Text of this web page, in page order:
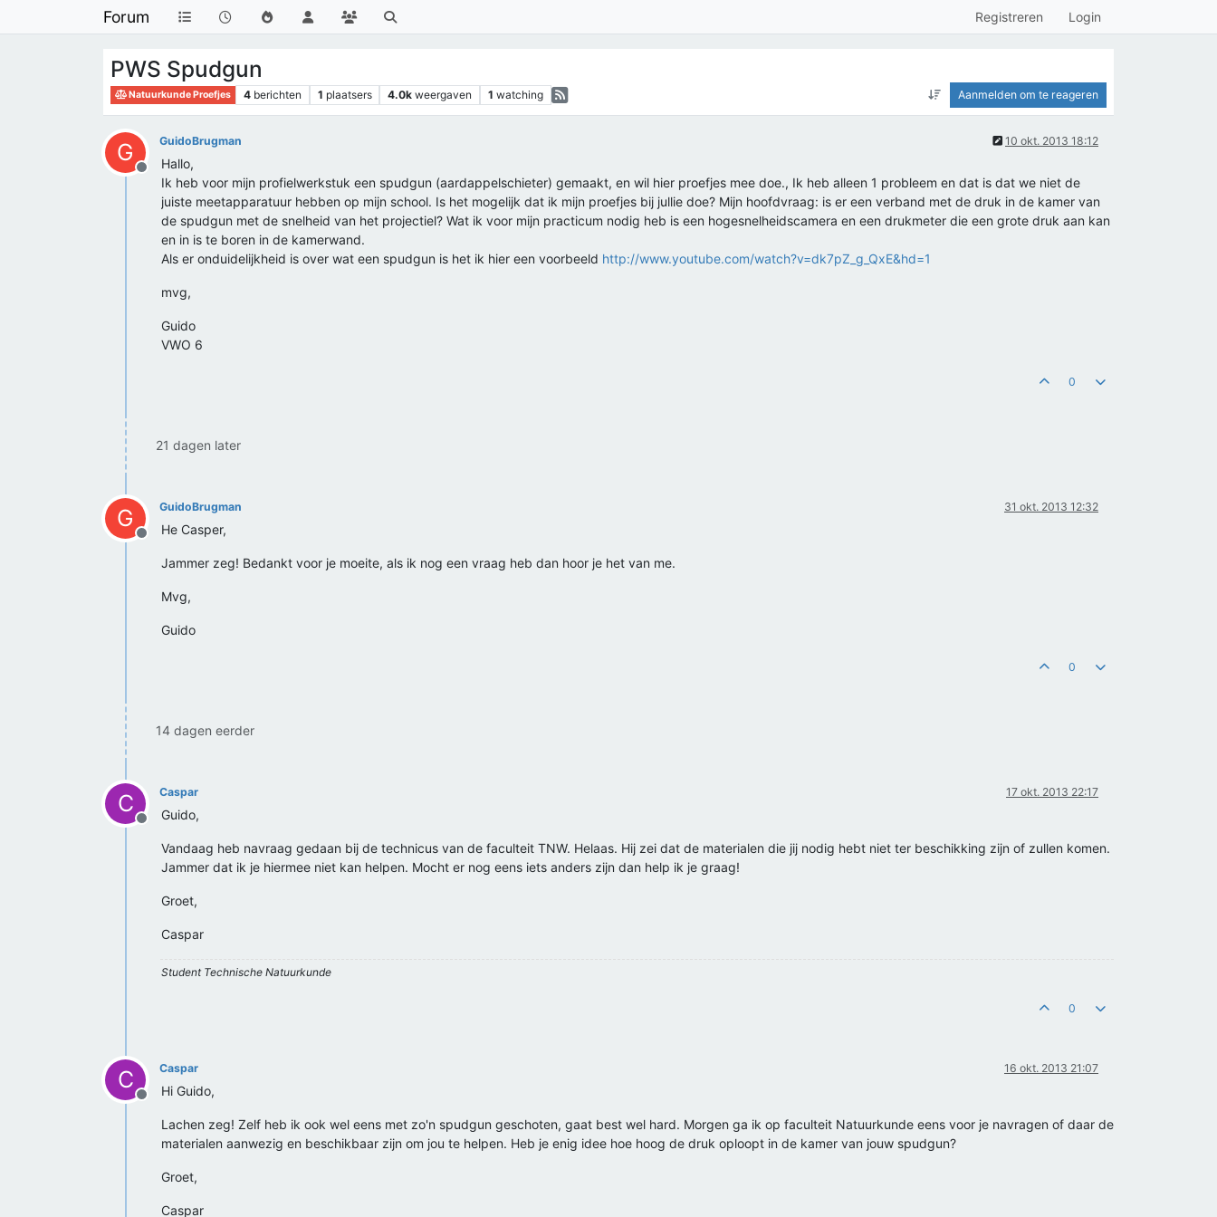
Forum Registreren Login
PWS Spudgun
Natuurkunde Proefjes 4 berichten 1 plaatsers 4.0k weergaven 1 watching Aanmelden om te reageren
G
Offline
GuidoBrugman 10 okt. 2013 18:12
Hallo,
Ik heb voor mijn profielwerkstuk een spudgun (aardappelschieter) gemaakt, en wil hier proefjes mee doe., Ik heb alleen 1 probleem en dat is dat we niet de
juiste meetapparatuur hebben op mijn school. Is het mogelijk dat ik mijn proefjes bij jullie doe? Mijn hoofdvraag: is er een verband met de druk in de kamer van
de spudgun met de snelheid van het projectiel? Wat ik voor mijn practicum nodig heb is een hogesnelheidscamera en een drukmeter die een grote druk aan kan
en in is te boren in de kamerwand.
Als er onduidelijkheid is over wat een spudgun is het ik hier een voorbeeld http://www.youtube.com/watch?v=dk7pZ_g_QxE&hd=1
mvg,
Guido
VWO 6
0
21 dagen later
G
Offline
GuidoBrugman 31 okt. 2013 12:32
He Casper,
Jammer zeg! Bedankt voor je moeite, als ik nog een vraag heb dan hoor je het van me.
Mvg,
Guido
0
14 dagen eerder
C
Offline
Caspar 17 okt. 2013 22:17
Guido,
Vandaag heb navraag gedaan bij de technicus van de faculteit TNW. Helaas. Hij zei dat de materialen die jij nodig hebt niet ter beschikking zijn of zullen komen.
Jammer dat ik je hiermee niet kan helpen. Mocht er nog eens iets anders zijn dan help ik je graag!
Groet,
Caspar
Student Technische Natuurkunde
0
C
Offline
Caspar 16 okt. 2013 21:07
Hi Guido,
Lachen zeg! Zelf heb ik ook wel eens met zo'n spudgun geschoten, gaat best wel hard. Morgen ga ik op faculteit Natuurkunde eens voor je navragen of daar de
materialen aanwezig en beschikbaar zijn om jou te helpen. Heb je enig idee hoe hoog de druk oploopt in de kamer van jouw spudgun?
Groet,
Caspar